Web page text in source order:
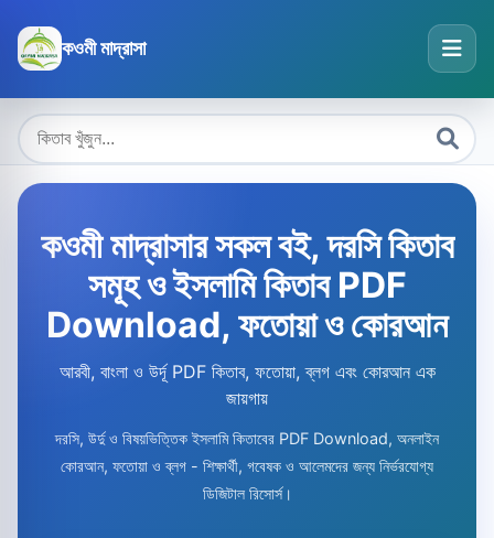
কওমী মাদ্রাসা
কওমী মাদ্রাসার সকল বই, দরসি কিতাব
সমূহ ও ইসলামি কিতাব PDF
Download, ফতোয়া ও কোরআন
আরবী, বাংলা ও উর্দূ PDF কিতাব, ফতোয়া, ব্লগ এবং কোরআন এক
জায়গায়
দরসি, উর্দু ও বিষয়ভিত্তিক ইসলামি কিতাবের PDF Download, অনলাইন
কোরআন, ফতোয়া ও ব্লগ - শিক্ষার্থী, গবেষক ও আলেমদের জন্য নির্ভরযোগ্য
ডিজিটাল রিসোর্স।